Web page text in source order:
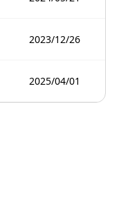
2023/12/26
2025/04/01